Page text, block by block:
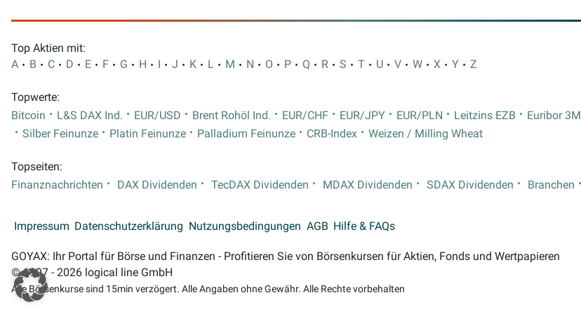
Top Aktien mit:
A
B C D E F G H I J K L M N O P Q R S T U V W X Y Z
Topwerte:
Bitcoin
L&S DAX Ind. EUR/USD Brent Rohöl Ind. EUR/CHF EUR/JPY EUR/PLN Leitzins EZB Euribor 3M
Silber Feinunze
Platin Feinunze Palladium Feinunze CRB-Index Weizen / Milling Wheat
Topseiten:
Finanznachrichten
DAX Dividenden TecDAX Dividenden MDAX Dividenden SDAX Dividenden Branchen
Impressum Datenschutzerklärung Nutzungsbedingungen AGB Hilfe & FAQs
GOYAX: Ihr Portal für Börse und Finanzen - Profitieren Sie von Börsenkursen für Aktien, Fonds und Wertpapieren
© 1997 - 2026 logical line GmbH
Alle Börsenkurse sind 15min verzögert. Alle Angaben ohne Gewähr. Alle Rechte vorbehalten